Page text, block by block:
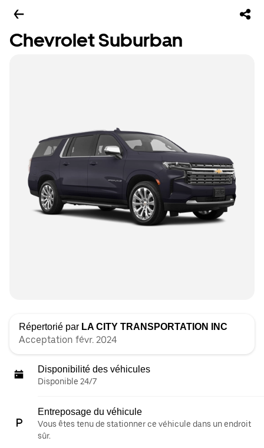
Chevrolet Suburban
Répertorié par LA CITY TRANSPORTATION INC
Acceptation févr. 2024
Disponibilité des véhicules
Disponible 24/7
Entreposage du véhicule
Vous êtes tenu de stationner ce véhicule dans un endroit
sûr.